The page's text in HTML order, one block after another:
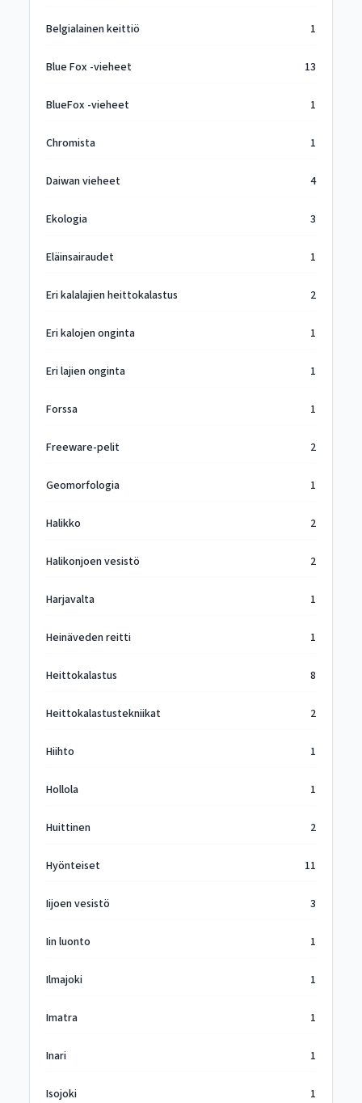
Belgialainen keittiö 1
Blue Fox -vieheet 13
BlueFox -vieheet 1
Chromista 1
Daiwan vieheet 4
Ekologia 3
Eläinsairaudet 1
Eri kalalajien heittokalastus 2
Eri kalojen onginta 1
Eri lajien onginta 1
Forssa 1
Freeware-pelit 2
Geomorfologia 1
Halikko 2
Halikonjoen vesistö 2
Harjavalta 1
Heinäveden reitti 1
Heittokalastus 8
Heittokalastustekniikat 2
Hiihto 1
Hollola 1
Huittinen 2
Hyönteiset 11
Iijoen vesistö 3
Iin luonto 1
Ilmajoki 1
Imatra 1
Inari 1
Isojoki 1